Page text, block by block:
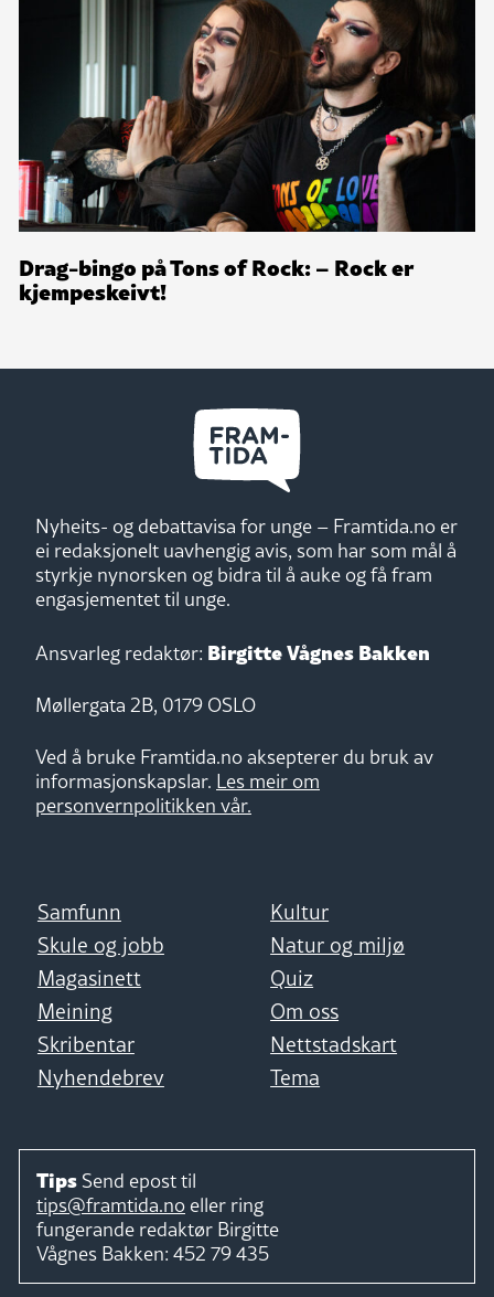
Drag-bingo på Tons of Rock: – Rock er
kjempeskeivt!
Nyheits- og debattavisa for unge – Framtida.no er
ei redaksjonelt uavhengig avis, som har som mål å
styrkje nynorsken og bidra til å auke og få fram
engasjementet til unge.
Ansvarleg redaktør: Birgitte Vågnes Bakken
Møllergata 2B, 0179 OSLO
Ved å bruke Framtida.no aksepterer du bruk av
informasjonskapslar. Les meir om
personvernpolitikken vår.
Samfunn
Kultur
Skule og jobb
Natur og miljø
Magasinett
Quiz
Meining
Om oss
Skribentar
Nettstadskart
Nyhendebrev
Tema
Tips Send epost til
tips@framtida.no eller ring
fungerande redaktør Birgitte
Vågnes Bakken: 452 79 435